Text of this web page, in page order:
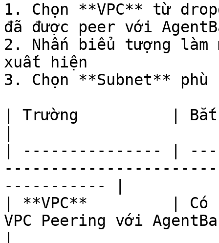
1. Chọn **VPC** từ
đã được peer với
2. Nhấn biểu tượng làm
xuất hiện
3. Chọn **Subnet** phù
| Trường          | Bắt
| --------------- |
----------- |
| **VPC**         |
VPC Peering với